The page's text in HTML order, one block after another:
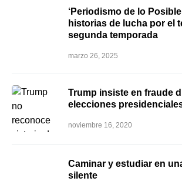
‘Periodismo de lo
historias de lucha por el
segunda temporada
marzo 26, 2025
Trump insiste en fraude
elecciones
noviembre 16, 2020
Caminar y estudiar en
silente